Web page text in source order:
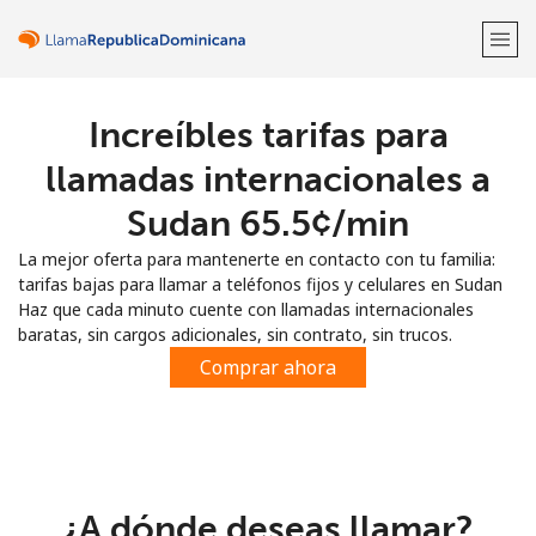
¡Bienvenido!
Regístrate con
Increíbles tarifas para
llamadas internacionales a
Sudan ⁦65.5¢⁩/min
La mejor oferta para mantenerte en contacto con tu familia:
tarifas bajas para llamar a teléfonos fijos y celulares en Sudan
Haz que cada minuto cuente con llamadas internacionales
baratas, sin cargos adicionales, sin contrato, sin trucos.
Comprar ahora